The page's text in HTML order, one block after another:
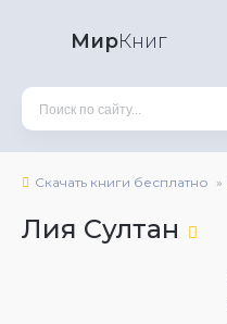
МирКниг
Скачать книги бесплатно
Лия Султан